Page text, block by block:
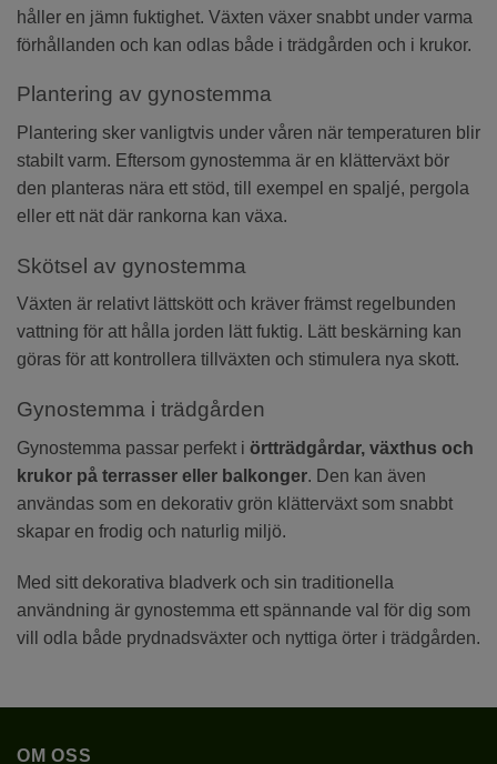
håller en jämn fuktighet. Växten växer snabbt under varma
förhållanden och kan odlas både i trädgården och i krukor.
Plantering av gynostemma
Plantering sker vanligtvis under våren när temperaturen blir
stabilt varm. Eftersom gynostemma är en klätterväxt bör
den planteras nära ett stöd, till exempel en spaljé, pergola
eller ett nät där rankorna kan växa.
Skötsel av gynostemma
Växten är relativt lättskött och kräver främst regelbunden
vattning för att hålla jorden lätt fuktig. Lätt beskärning kan
göras för att kontrollera tillväxten och stimulera nya skott.
Gynostemma i trädgården
Gynostemma passar perfekt i örtträdgårdar, växthus och
krukor på terrasser eller balkonger. Den kan även
användas som en dekorativ grön klätterväxt som snabbt
skapar en frodig och naturlig miljö.
Med sitt dekorativa bladverk och sin traditionella
användning är gynostemma ett spännande val för dig som
vill odla både prydnadsväxter och nyttiga örter i trädgården.
OM OSS